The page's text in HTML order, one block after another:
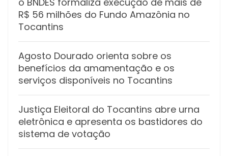
R$ 56 milhões do Fundo Amazônia no
Tocantins
Agosto Dourado orienta sobre os
benefícios da amamentação e os
serviços disponíveis no Tocantins
Justiça Eleitoral do Tocantins abre urna
eletrônica e apresenta os bastidores do
sistema de votação